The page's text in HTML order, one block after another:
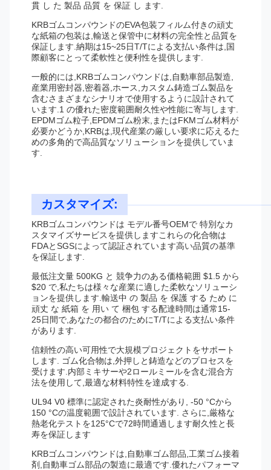
貫 し た 製品 品質 を 保証 し ます.
KRBゴムコンパウンドのEVA包装フィルム付きの頑丈
な紙箱の包装は,輸送と保管中に材料の完全性と品質を
保証します.納期は15~25日T/Tによる支払い条件は,国
際顧客にとって柔軟性と便利性を提供します.
一般的には,KRBゴムコンパウンドは,自動車部品製造,
産業用密封器,密着器,ホース,カスタム鋳造ゴム製品を
含むさまざまなシナリオで使用するように設計されて
います.1 の優れた密度範囲耐久性や性能に寄与します.
EPDMゴム粒子,EPDMゴム粉末,またはFKMゴム材料が
必要かどうか,KRBは,現代産業の厳しい要求に応えるた
めの多角的で高品質なソリューションを提供していま
す.
カスタマイズ:
KRBゴムコンパウンドは モデル番号OEMで 特別なカ
スタマイズサービスを提供しますこれらの化合物は
FDAとSGSによって認証されています高い品質の基準
を保証します.
最低注文量 500KG と 競争力のある価格範囲 $1.5 から
$20 で,私たちは様々な産業に適した柔軟なソリューシ
ョンを提供します.輸送中 の 製品 を 保護 する ため に
頑丈 な 紙箱 を 用い て 梱包 する配達時間は通常15-
25日間で,あなたの都合のためにT/Tによる支払い条件
があります.
信頼性の高い可用性で大規模プロジェクトをサポート
します. ゴム化合物は,外押しと鋳造などのプロセスを
受けます.内部ミキサーや2ロールミールを含む混合方
法を使用して,最適な材料特性を達成する.
UL94 V0 標準に認定された炎耐性があり, -50 °Cから
150 °Cの温度範囲で設計されています. さらに,厳格な
熱老化テストを125°Cで72時間通過します耐久性と長
寿を保証します
KRBゴムコンパウンドは,自動車ゴム部品,工業ゴム接着
剤,自動車ゴム部品の製造に最適です.優れたパフォーマ